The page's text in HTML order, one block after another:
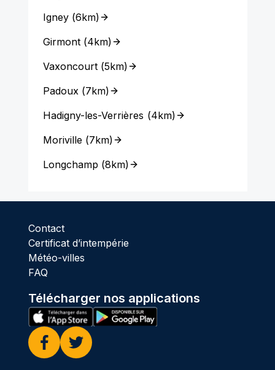
Igney(6km)
Girmont(4km)
Vaxoncourt(5km)
Padoux(7km)
Hadigny-les-Verrières (4km)
Moriville(7km)
Longchamp (8km)
Contact
Certificat d’intempérie
Météo-villes
FAQ
Télécharger nos applications
Facebook
Twitter